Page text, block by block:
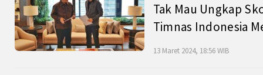
Tak Mau Ungkap
Timnas Indonesia
13 Maret 2024, 18:56 WIB